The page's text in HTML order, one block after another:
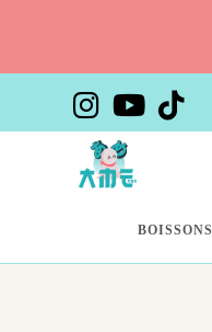
BOISSONS